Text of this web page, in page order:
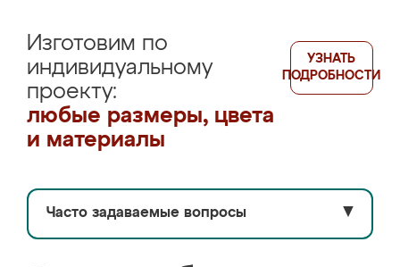
Изготовим по
индивидуальному
проекту:
любые размеры, цвета
и материалы
УЗНАТЬ
ПОДРОБНОСТИ
Часто задаваемые вопросы ▼